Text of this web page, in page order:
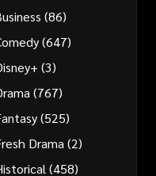
(86)
(647)
(3)
(767)
(525)
Drama (2)
(458)